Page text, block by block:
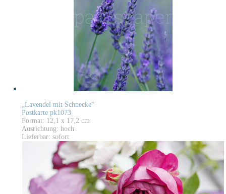
„Lavendel mit Schnecke“
Postkarte pk1073
Format: 12,1 x 17,2 cm
Ausrichtung: hoch
Lieferbar: sofort